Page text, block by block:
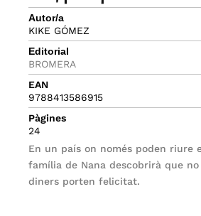
Autor/a
KIKE GÓMEZ
Editorial
BROMERA
EAN
9788413586915
Pàgines
24
En un país on només poden riure
família de Nana descobrirà que no
diners porten felicitat.